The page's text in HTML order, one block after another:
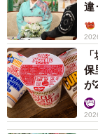
違
屋
保
が
い